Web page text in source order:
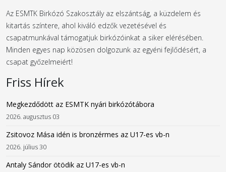
Az ESMTK Birkózó Szakosztály az elszántság, a küzdelem és
kitartás színtere, ahol kiváló edzők vezetésével és
csapatmunkával támogatjuk birkózóinkat a siker elérésében.
Minden egyes nap közösen dolgozunk az egyéni fejlődésért, a
csapat győzelmeiért!
Friss Hírek
Megkezdődött az ESMTK nyári birkózótábora
2026. augusztus 03
Zsitovoz Mása idén is bronzérmes az U17-es vb-n
2026. július 30
Antaly Sándor ötödik az U17-es vb-n